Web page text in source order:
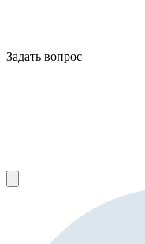
Задать вопрос